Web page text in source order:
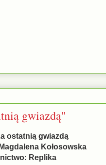
gwiazdą"
ostatnią gwiazdą
Kołosowska
Replika